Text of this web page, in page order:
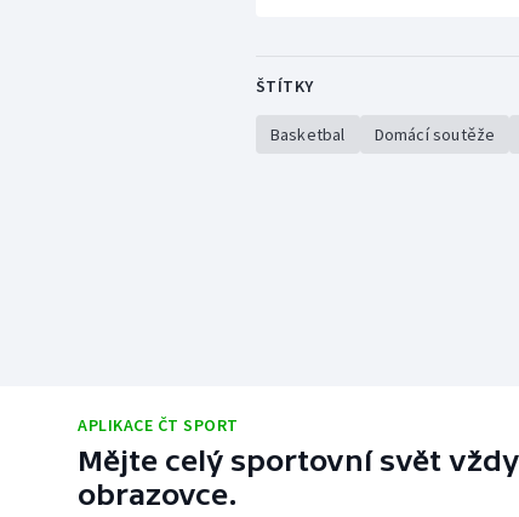
ŠTÍTKY
Basketbal Domácí soutěže
APLIKACE ČT SPORT
Mějte celý sportovní svět
obrazovce.